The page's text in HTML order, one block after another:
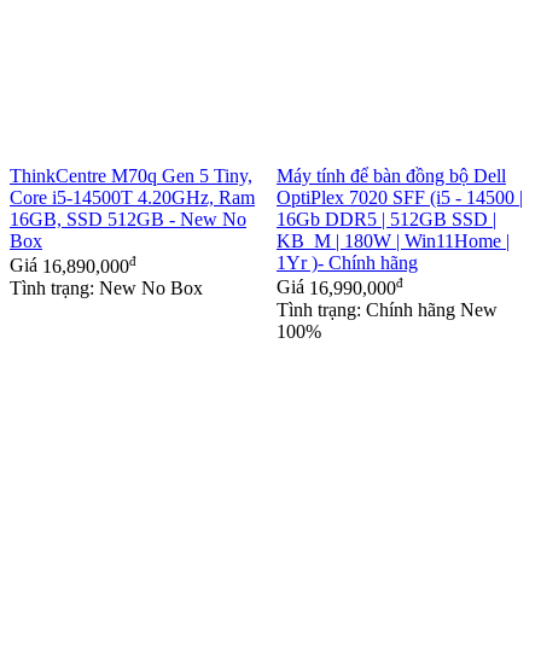
ThinkCentre M70q Gen 5 Tiny,
Core i5-14500T 4.20GHz, Ram
16GB, SSD 512GB - New No
Box
Giá 16,890,000đ
Tình trạng: New No Box
Máy tính để bàn đồng bộ Dell
OptiPlex 7020 SFF (i5 - 14500 |
16Gb DDR5 | 512GB SSD |
KB_M | 180W | Win11Home |
1Yr )- Chính hãng
Giá 16,990,000đ
Tình trạng: Chính hãng New
100%